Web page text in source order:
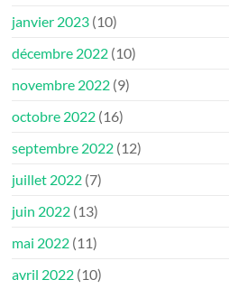
janvier 2023 (10)
décembre 2022 (10)
novembre 2022 (9)
octobre 2022 (16)
septembre 2022 (12)
juillet 2022 (7)
juin 2022 (13)
mai 2022 (11)
avril 2022 (10)